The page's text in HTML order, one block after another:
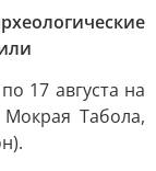
17 августа на
Табола,